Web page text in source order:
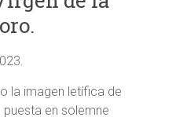
la imagen letífica de
puesta en solemne